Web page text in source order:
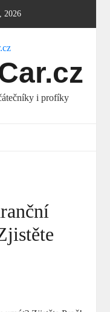
2026
i profíky